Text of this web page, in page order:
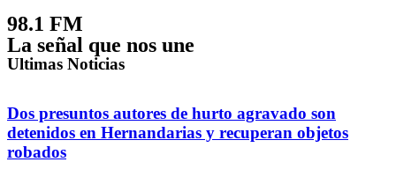
98.1 FM
La señal que nos une
Ultimas Noticias
Dos presuntos autores de hurto agravado son
detenidos en Hernandarias y recuperan objetos
robados